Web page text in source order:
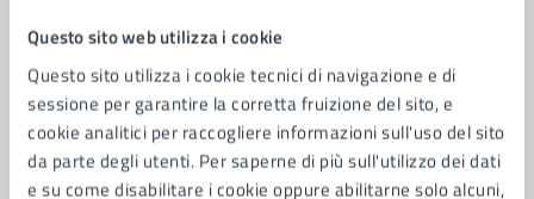
Questo sito web utilizza i cookie
Questo sito utilizza i cookie tecnici di navigazione e di
sessione per garantire la corretta fruizione del sito, e
cookie analitici per raccogliere informazioni sull'uso del sito
da parte degli utenti. Per saperne di più sull'utilizzo dei dati
e su come disabilitare i cookie oppure abilitarne solo alcuni,
Manduria Bandiera Blu 2025
Il Prestigioso Riconoscimento per la Qualità delle Spiagge
e dei Servizi